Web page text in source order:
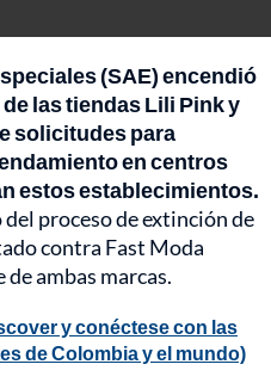
(SAE) encendió
las tiendas Lili Pink y
solicitudes para
en centros
estos establecimientos.
proceso de extinción de
contra Fast Moda
de ambas marcas.
y conéctese con las
de Colombia y el mundo)